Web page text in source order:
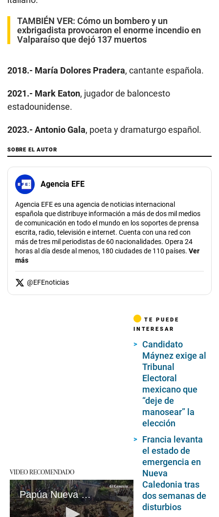
TAMBIÉN VER: Cómo un bombero y un
exbrigadista provocaron el enorme incendio en
Valparaíso que dejó 137 muertos
2018.- María Dolores Pradera, cantante española.
2021.- Mark Eaton, jugador de baloncesto
estadounidense.
2023.- Antonio Gala, poeta y dramaturgo español.
SOBRE EL AUTOR
Agencia EFE
Agencia EFE es una agencia de noticias internacional
española que distribuye información a más de dos mil medios
de comunicación en todo el mundo en los soportes de prensa
escrita, radio, televisión e internet. Cuenta con una red con
más de tres mil periodistas de 60 nacionalidades. Opera 24
horas al día desde al menos, 180 ciudades de 110 países. Ver
más
@EFEnoticias
VIDEO RECOMENDADO
Papúa Nueva Guinea reporta más de 2.000 personas sepultadas en deslizamiento de tierra
TE PUEDE
INTERESAR
Candidato
Máynez exige al
Tribunal
Electoral
mexicano que
“deje de
manosear” la
elección
Francia levanta
el estado de
emergencia en
Nueva
Caledonia tras
dos semanas de
disturbios